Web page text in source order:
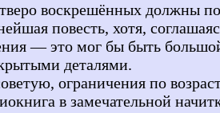
воскрешённых должны
повесть, хотя,
— это мог бы быть
деталями.
ограничения по
в замечательной